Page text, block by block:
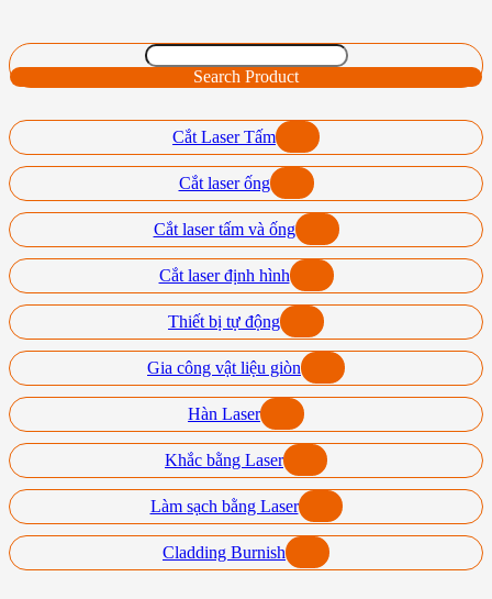
Search Product
Cắt Laser Tấm
Cắt laser ống
Cắt laser tấm và ống
Cắt laser định hình
Thiết bị tự động
Gia công vật liệu giòn
Hàn Laser
Khắc bằng Laser
Làm sạch bằng Laser
Cladding Burnish